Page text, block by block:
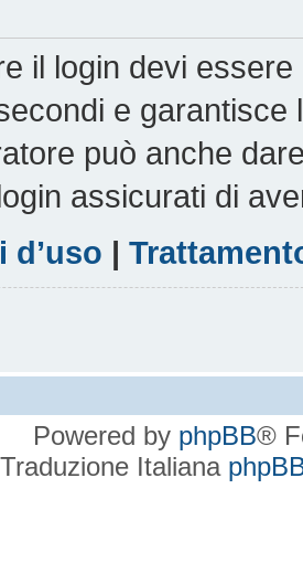
il login devi
e garantisce
può anche
assicurati di
d’uso |
Powered by phpBB®
Traduzione Italiana